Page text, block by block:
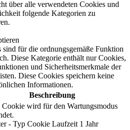
über alle verwendeten Cookies und
folgende Kategorien zu
für die ordnungsgemäße Funktion
Diese Kategorie enthält nur Cookies,
und Sicherheitsmerkmale der
Diese Cookies speichern keine
Informationen.
Beschreibung
Cookie wird für den Wartungsmodus
- Typ Cookie Laufzeit 1 Jahr